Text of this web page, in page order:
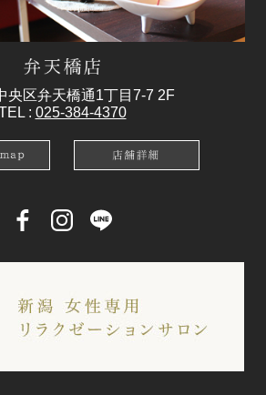
央区弁天橋通1丁目7-7 2F
: 025-384-4370